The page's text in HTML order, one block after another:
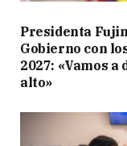
Presidenta
Gobierno con
2027: «Vamos
alto»